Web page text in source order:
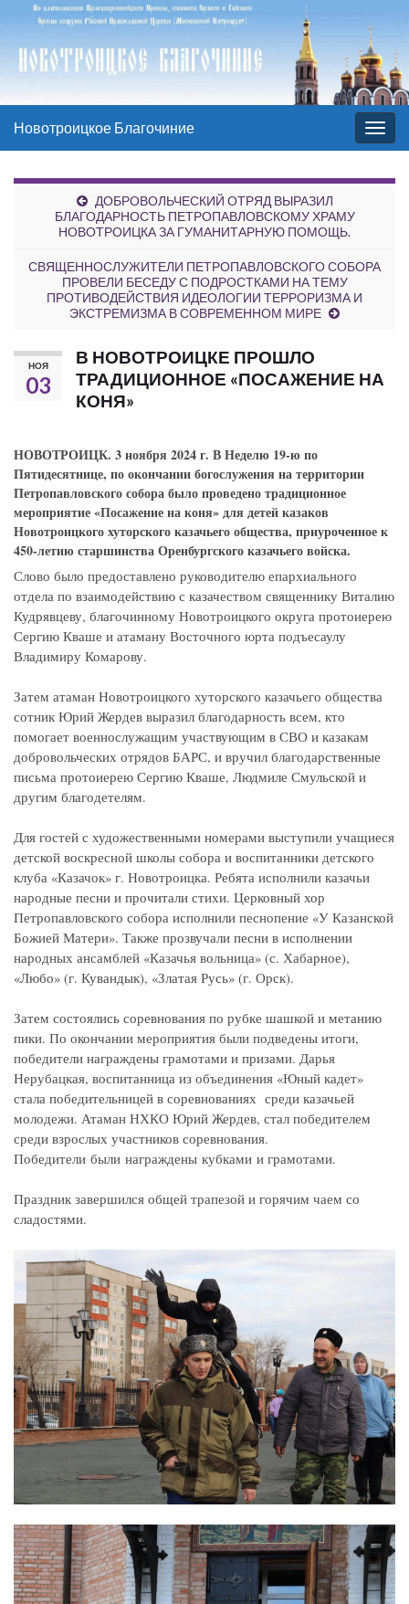
Вкл/
выкл
Новотроицкое Благочиние
ДОБРОВОЛЬЧЕСКИЙ ОТРЯД ВЫРАЗИЛ
БЛАГОДАРНОСТЬ ПЕТРОПАВЛОВСКОМУ ХРАМУ
НОВОТРОИЦКА ЗА ГУМАНИТАРНУЮ ПОМОЩЬ.
СВЯЩЕННОСЛУЖИТЕЛИ ПЕТРОПАВЛОВСКОГО СОБОРА
ПРОВЕЛИ БЕСЕДУ С ПОДРОСТКАМИ НА ТЕМУ
ПРОТИВОДЕЙСТВИЯ ИДЕОЛОГИИ ТЕРРОРИЗМА И
ЭКСТРЕМИЗМА В СОВРЕМЕННОМ МИРЕ
НОЯ
03
В НОВОТРОИЦКЕ ПРОШЛО
ТРАДИЦИОННОЕ «ПОСАЖЕНИЕ НА
КОНЯ»
НОВОТРОИЦК. 3 ноября 2024 г. В Неделю 19-ю по
Пятидесятнице, по окончании богослужения на территории
Петропавловского собора было проведено традиционное
мероприятие «Посажение на коня» для детей казаков
Новотроицкого хуторского казачьего общества, приуроченное к
450-летию старшинства Оренбургского казачьего войска.
Слово было предоставлено руководителю епархиального
отдела по взаимодействию с казачеством священнику Виталию
Кудрявцеву, благочинному Новотроицкого округа протоиерею
Сергию Кваше и атаману Восточного юрта подъесаулу
Владимиру Комарову.
Затем атаман Новотроицкого хуторского казачьего общества
сотник Юрий Жердев выразил благодарность всем, кто
помогает военнослужащим участвующим в СВО и казакам
добровольческих отрядов БАРС, и вручил благодарственные
письма протоиерею Сергию Кваше, Людмиле Смульской и
другим благодетелям.
Для гостей с художественными номерами выступили учащиеся
детской воскресной школы собора и воспитанники детского
клуба «Казачок» г. Новотроицка. Ребята исполнили казачьи
народные песни и прочитали стихи. Церковный хор
Петропавловского собора исполнили песнопение «У Казанской
Божией Матери». Также прозвучали песни в исполнении
народных ансамблей «Казачья вольница» (с. Хабарное),
«Любо» (г. Кувандык), «Златая Русь» (г. Орск).
Затем состоялись соревнования по рубке шашкой и метанию
пики. По окончании мероприятия были подведены итоги,
победители награждены грамотами и призами. Дарья
Нерубацкая, воспитанница из объединения «Юный кадет»
стала победительницей в соревнованиях среди казачьей
молодежи. Атаман НХКО Юрий Жердев, стал победителем
среди взрослых участников соревнования.
Победители были награждены кубками и грамотами.
Праздник завершился общей трапезой и горячим чаем со
сладостями.